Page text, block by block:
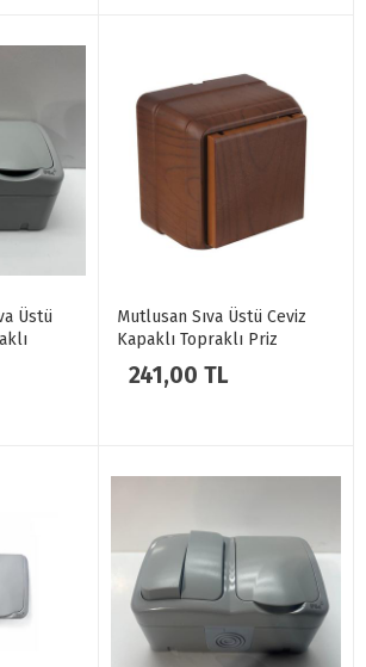
Üstü
Mutlusan Sıva Üstü Ceviz
Kapaklı Topraklı Priz
241,00 TL